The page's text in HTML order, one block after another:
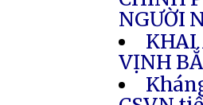
NGƯỜI
KHAI
VỊNH